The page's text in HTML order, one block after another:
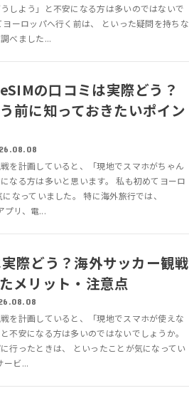
しよう」と不安になる方は多いのではないで
ヨーロッパへ行く前は、 といった疑問を持ちな
べました...
の口コミは実際どう？
前に知っておきたいポイン
を計画していると、「現地でスマホがちゃん
なる方は多いと思います。 私も初めてヨーロ
なっていました。 特に海外旅行では、
プリ、電...
際どう？海外サッカー観戦
メリット・注意点
を計画していると、「現地でスマホが使えな
不安になる方は多いのではないでしょうか。
行ったときは、 といったことが気になってい
ービ...